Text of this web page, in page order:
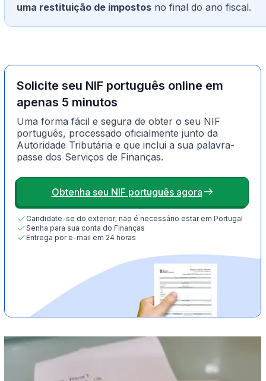
uma restituição de impostos no final do ano fiscal.
Solicite seu NIF português online em
apenas 5 minutos
Uma forma fácil e segura de obter o seu NIF
português, processado oficialmente junto da
Autoridade Tributária e que inclui a sua palavra-
passe dos Serviços de Finanças.
Obtenha seu NIF português agora
Candidate-se do exterior; não é necessário estar em Portugal
Senha para sua conta do Finanças
Entrega por e-mail em 24 horas